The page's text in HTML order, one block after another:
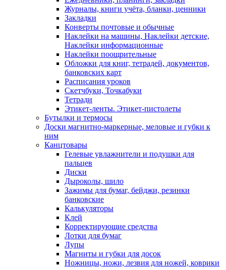
Журналы, книги учёта, бланки, ценники
Закладки
Конверты почтовые и обычные
Наклейки на машины, Наклейки детские,
Наклейки информационные
Наклейки поощрительные
Обложки для книг, тетрадей, документов,
банковских карт
Расписания уроков
Скетчбуки, Точкабуки
Тетради
Этикет-ленты. Этикет-пистолеты
Бутылки и термосы
Доски магнитно-маркерные, меловые и губки к
ним
Канцтовары
Гелевые увлажнители и подушки для
пальцев
Диски
Дыроколы, шило
Зажимы для бумаг, бейджи, резинки
банковские
Калькуляторы
Клей
Корректирующие средства
Лотки для бумаг
Лупы
Магниты и губки для досок
Ножницы, ножи, лезвия для ножей, коврики